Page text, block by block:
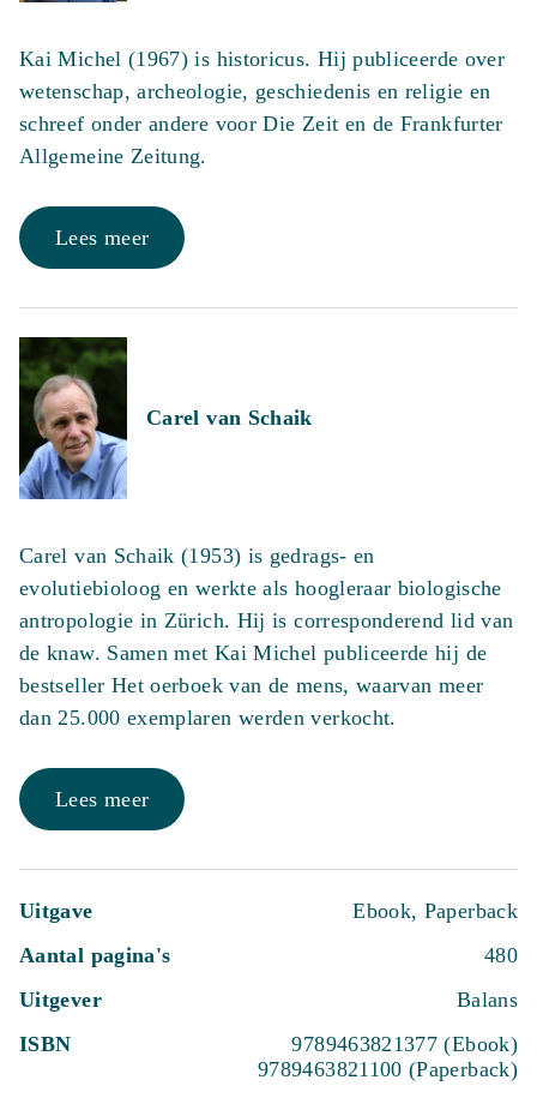
Kai Michel (1967) is historicus. Hij publiceerde over
wetenschap, archeologie, geschiedenis en religie en
schreef onder andere voor Die Zeit en de Frankfurter
Allgemeine Zeitung.
Lees meer
Carel van Schaik
Carel van Schaik (1953) is gedrags- en
evolutiebioloog en werkte als hoogleraar biologische
antropologie in Zürich. Hij is corresponderend lid van
de knaw. Samen met Kai Michel publiceerde hij de
bestseller Het oerboek van de mens, waarvan meer
dan 25.000 exemplaren werden verkocht.
Lees meer
Uitgave
Ebook, Paperback
Aantal pagina's
480
Uitgever
Balans
ISBN
9789463821377 (Ebook)
9789463821100 (Paperback)